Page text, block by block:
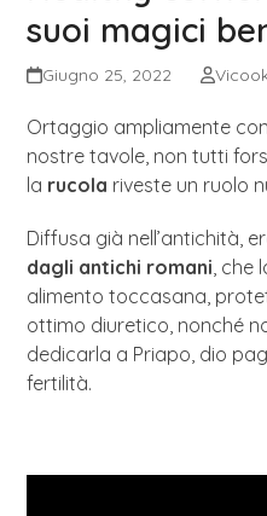
suoi magici
Giugno 25, 2022
Ortaggio ampliamente
nostre tavole, non tutti
la rucola riveste un ruolo
Diffusa già nell’antichità,
dagli antichi romani, che
alimento toccasana,
ottimo diuretico, nonché
dedicarla a Priapo, dio
fertilità.